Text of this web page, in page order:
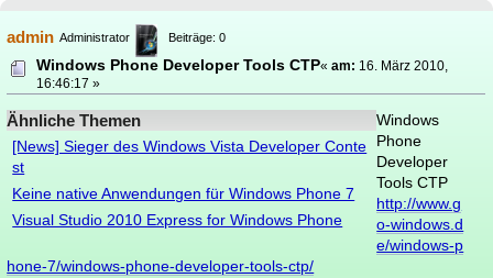
admin Administrator Beiträge: 0
Windows Phone Developer Tools CTP«am: 16. März 2010,
16:46:17 »
Ähnliche Themen
[News] Sieger des Windows Vista Developer Conte
st
Keine native Anwendungen für Windows Phone 7
Visual Studio 2010 Express for Windows Phone
Windows
Phone
Developer
Tools CTP
http://www.g
o-windows.d
e/windows-p
hone-7/windows-phone-developer-tools-ctp/